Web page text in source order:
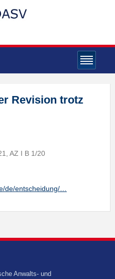
Revision trotz
AZ I B 1/20
de/entscheidung/…
Anwalts- und